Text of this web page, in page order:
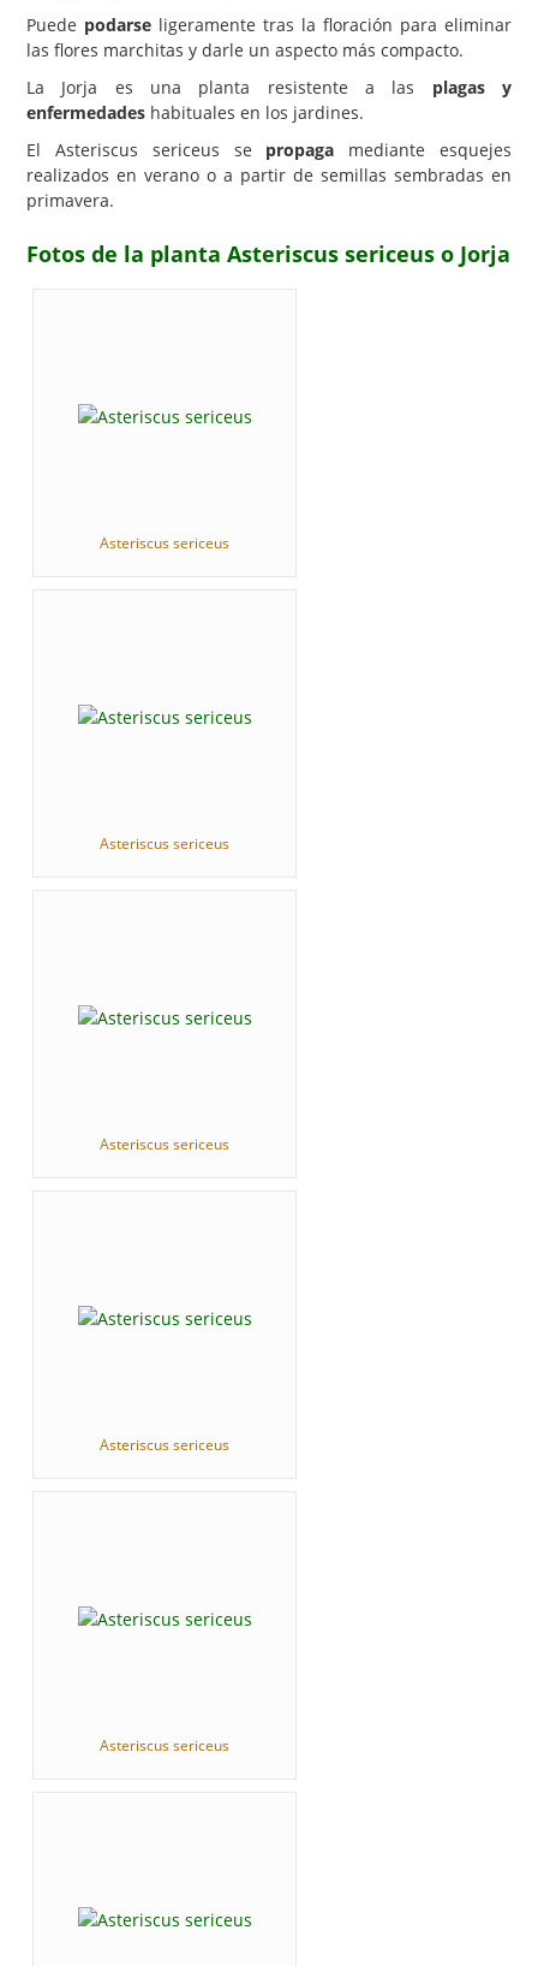
Puede podarse ligeramente tras la floración para eliminar
las flores marchitas y darle un aspecto más compacto.
La Jorja es una planta resistente a las plagas y
enfermedades habituales en los jardines.
El Asteriscus sericeus se propaga mediante esquejes
realizados en verano o a partir de semillas sembradas en
primavera.
Fotos de la planta Asteriscus sericeus o Jorja
Asteriscus sericeus
Asteriscus sericeus
Asteriscus sericeus
Asteriscus sericeus
Asteriscus sericeus